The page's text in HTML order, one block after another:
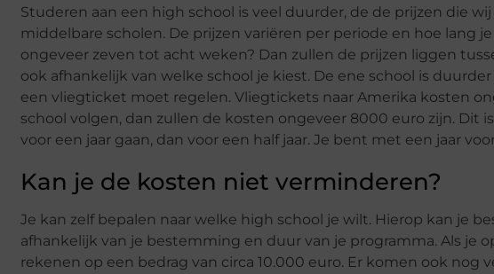
Studeren aan een high school is veel duurder, de de prijzen die
middelbare scholen. De prijzen variëren per periode en hoe lang
ongeveer zeven tot acht weken? Dan zullen de prijzen liggen
ook afhankelijk van welke school je kiest. De ene school is
een vliegticket moet regelen. Vliegtickets naar Amerika kosten
school volgen, dan zullen de kosten ongeveer 8000 euro zijn. Dit
voor een jaar gaan, dan voor een half jaar. Je bent met een jaar
Kan je de kosten niet verminderen?
Je kan zelf bepalen naar welke high school je wilt. Hierop kan je
afhankelijk van je bestemming en duur van je programma. Als je
rekenen op een bedrag van circa 10.000 euro. Er komen ook nog